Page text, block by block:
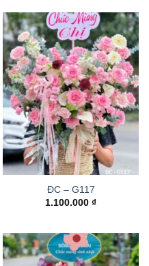
ĐC – G117
1.100.000 ₫